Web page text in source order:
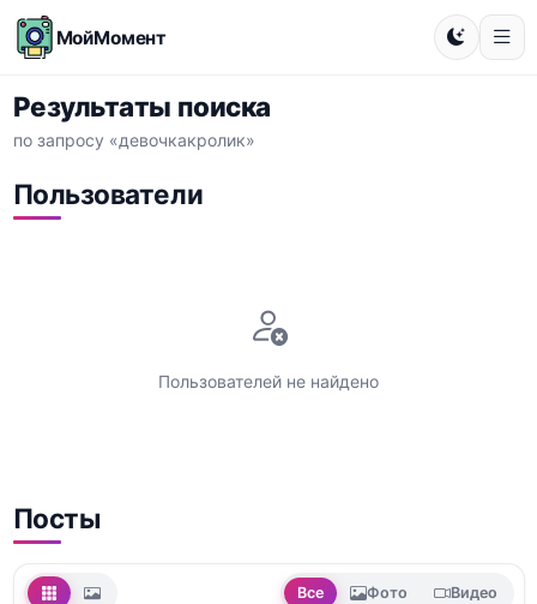
МойМомент
Результаты поиска
по запросу «девочкакролик»
Пользователи
Пользователей не найдено
Посты
Все Фото Видео